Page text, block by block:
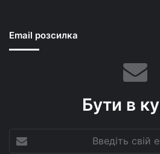
Email розсилка
Бути в
свій